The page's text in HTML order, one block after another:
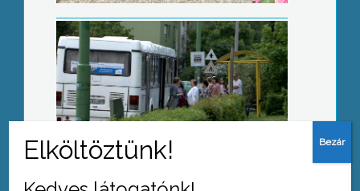
Tovább tartanak nyitva a temetők